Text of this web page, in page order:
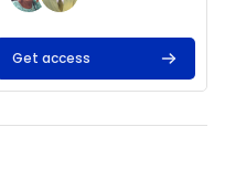
Get access